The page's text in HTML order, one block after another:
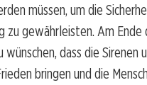
müssen, um die
zu gewährleisten. Am Ende
dass die Sirenen
bringen und die